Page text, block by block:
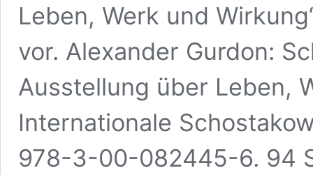
Leben, Werk und
vor. Alexander Gurdon:
Ausstellung über Leben,
Internationale
978-3-00-082445-6. 94